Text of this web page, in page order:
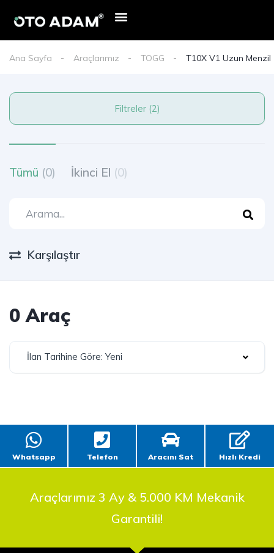
Ana Sayfa Araçlarımız TOGG T10X V1 Uzun Menzil
Filtreler (2)
Tümü (0) İkinci El (0)
Karşılaştır
0 Araç
İlan Tarihine Göre: Yeni
Whatsapp Telefon Aracını Sat Hızlı Kredi
Araçlarımız 3 Ay & 5.000 KM Mekanik
Garantili!